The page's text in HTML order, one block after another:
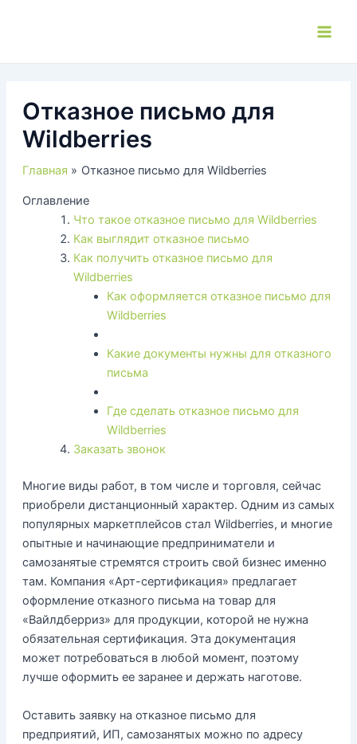
Отказное письмо для
Wildberries
Главная Отказное письмо для Wildberries
Оглавление
Что такое отказное письмо для Wildberries
Как выглядит отказное письмо
Как получить отказное письмо для
Wildberries
Как оформляется отказное письмо для
Wildberries
Какие документы нужны для отказного
письма
Где сделать отказное письмо для
Wildberries
Заказать звонок
Многие виды работ, в том числе и торговля, сейчас
приобрели дистанционный характер. Одним из самых
популярных маркетплейсов стал Wildberries, и многие
опытные и начинающие предприниматели и
самозанятые стремятся строить свой бизнес именно
там. Компания «Арт-сертификация» предлагает
оформление отказного письма на товар для
«Вайлдберриз» для продукции, которой не нужна
обязательная сертификация. Эта документация
может потребоваться в любой момент, поэтому
лучше оформить ее заранее и держать наготове.
Оставить заявку на отказное письмо для
предприятий, ИП, самозанятых можно по адресу